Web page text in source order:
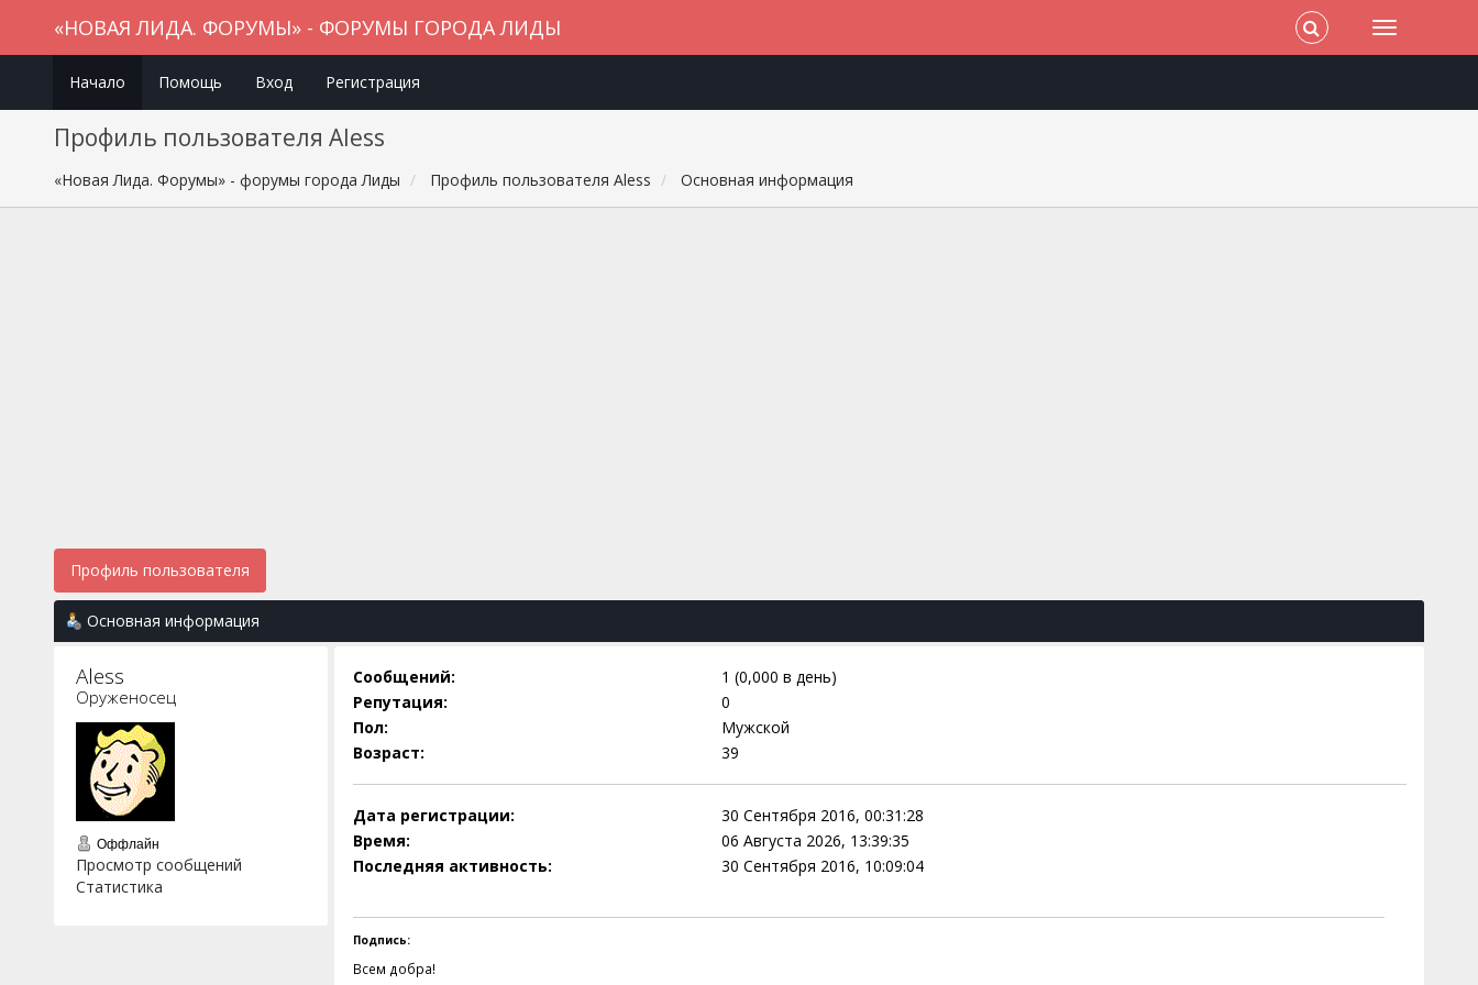
«НОВАЯ ЛИДА. ФОРУМЫ» - ФОРУМЫ ГОРОДА ЛИДЫ
Начало Помощь Вход Регистрация
Профиль пользователя Aless
«Новая Лида. Форумы» - форумы города Лиды Профиль пользователя Aless Основная информация
Профиль пользователя
Основная информация
Aless
Оруженосец
Оффлайн
Просмотр сообщений
Статистика
Сообщений:
1 (0,000 в день)
Репутация:
0
Пол:
Мужской
Возраст:
39
Дата регистрации:
30 Сентября 2016, 00:31:28
Время:
06 Августа 2026, 13:39:35
Последняя активность:
30 Сентября 2016, 10:09:04
Подпись:
Всем добра!